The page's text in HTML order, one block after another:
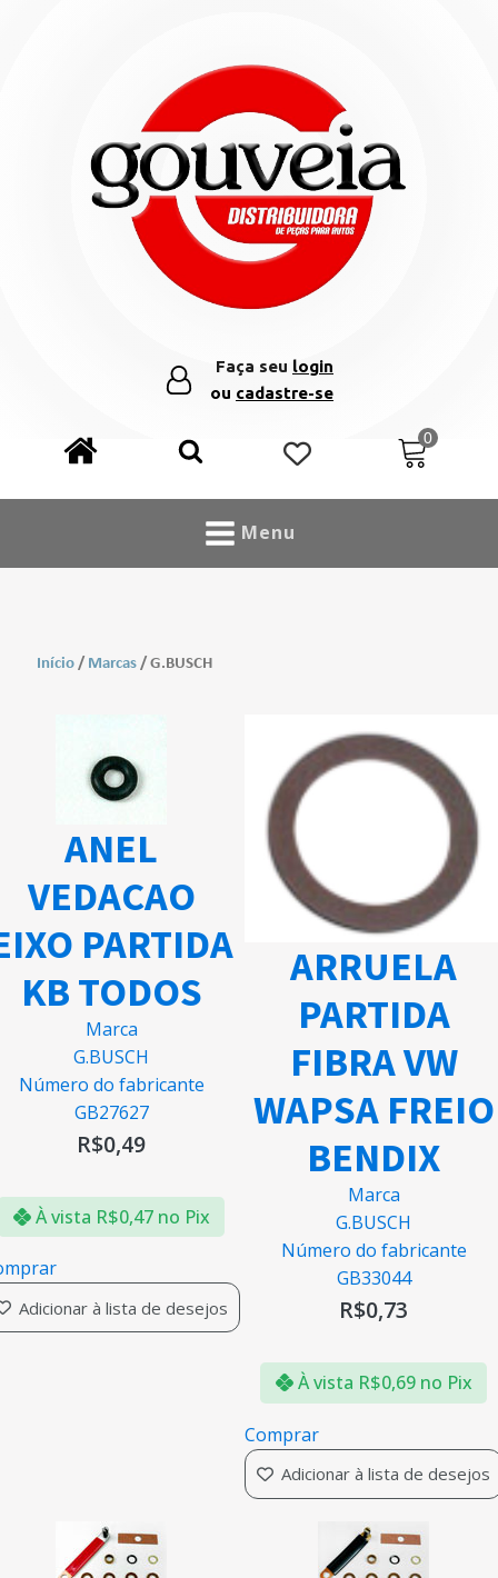
Faça seu login
ou cadastre-se
Menu
Início / Marcas / G.BUSCH
ANEL
VEDACAO
PARTIDA
KB TODOS
Marca
G.BUSCH
Número do fabricante
GB27627
R$0,49
À vista R$0,47 no Pix
Adicionar à lista de desejos
ARRUELA
PARTIDA
FIBRA VW
WAPSA FREIO
BENDIX
Marca
G.BUSCH
Número do fabricante
GB33044
R$0,73
À vista R$0,69 no Pix
Comprar
Adicionar à lista de desejos